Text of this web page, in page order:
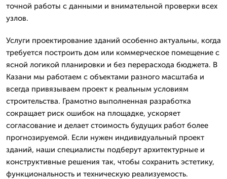
точной работы с данными и внимательной проверки всех
узлов.
Услуги проектирование зданий особенно актуальны, когда
требуется построить дом или коммерческое помещение с
ясной логикой планировки и без перерасхода бюджета. В
Казани мы работаем с объектами разного масштаба и
всегда привязываем проект к реальным условиям
строительства. Грамотно выполненная разработка
сокращает риск ошибок на площадке, ускоряет
согласование и делает стоимость будущих работ более
прогнозируемой. Если нужен индивидуальный проект
зданий, наши специалисты подберут архитектурные и
конструктивные решения так, чтобы сохранить эстетику,
функциональность и техническую реализуемость.